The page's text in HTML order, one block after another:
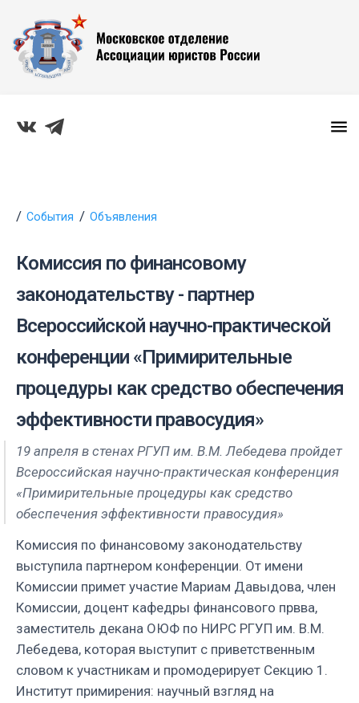
События Объявления
Комиссия по финансовому
законодательству - партнер
Всероссийской научно-практической
конференции «Примирительные
процедуры как средство обеспечения
эффективности правосудия»
19 апреля в стенах РГУП им. В.М. Лебедева пройдет
Всероссийская научно-практическая конференция
«Примирительные процедуры как средство
обеспечения эффективности правосудия»
Комиссия по финансовому законодательству
выступила партнером конференции. От имени
Комиссии примет участие Мариам Давыдова, член
Комиссии, доцент кафедры финансового првва,
заместитель декана ОЮФ по НИРС РГУП им. В.М.
Лебедева, которая выступит с приветственным
словом к участникам и промодерирует Секцию 1.
Институт примирения: научный взгляд на